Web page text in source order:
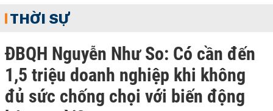
THỜI SỰ
ĐBQH Nguyễn Như So: Có cần đến
1,5 triệu doanh nghiệp khi không
đủ sức chống chọi với biến động